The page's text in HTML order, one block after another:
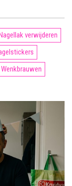
verwijderen
Wenkbrauwen